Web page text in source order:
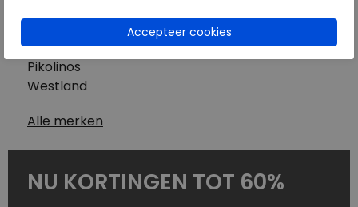
Mephisto
Pikolinos
Westland
Alle merken
NU KORTINGEN TOT 60%